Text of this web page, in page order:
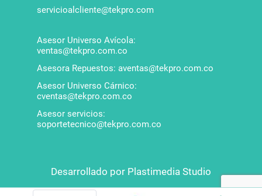
servicioalcliente@tekpro.com
Asesor Universo Avícola:
ventas@tekpro.com.co
Asesora Repuestos: aventas@tekpro.com.co
Asesor Universo Cárnico:
cventas@tekpro.com.co
Asesor servicios:
soportetecnico@tekpro.com.co
Desarrollado por Plastimedia Studio